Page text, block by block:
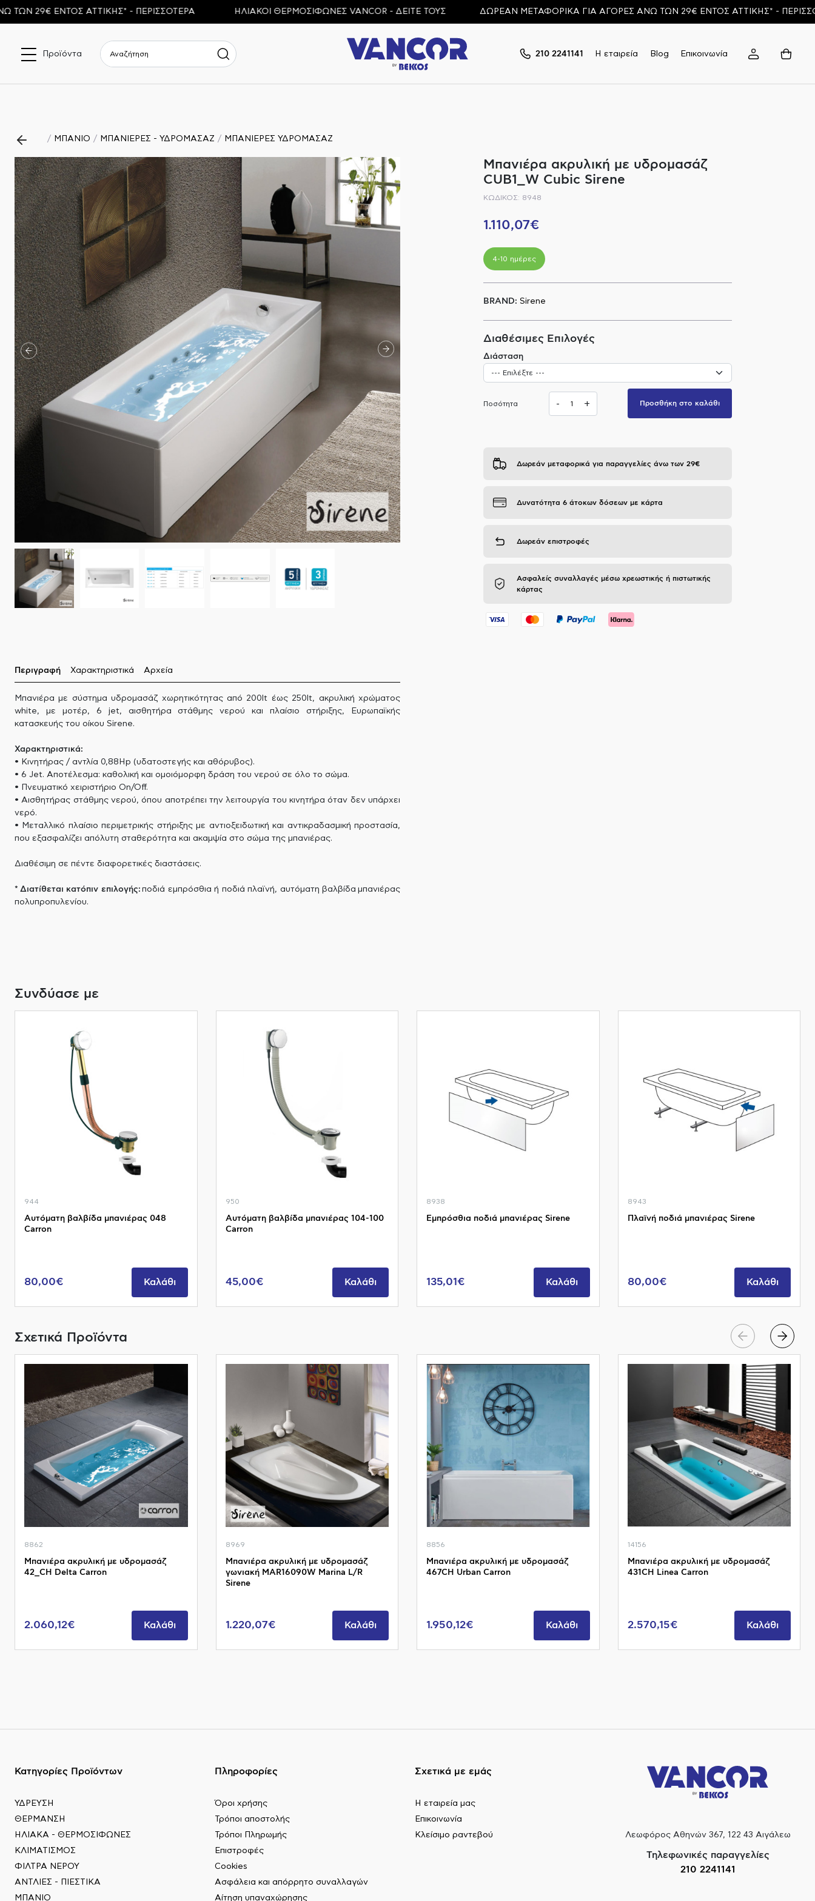
ΕΝΤΟΣ ΑΤΤΙΚΗΣ* - ΠΕΡΙΣΣΟΤΕΡΑ ΗΛΙΑΚΟΙ ΘΕΡΜΟΣΙΦΩΝΕΣ VANCOR - ΔΕΙΤΕ ΤΟΥΣ ΔΩΡΕΑΝ ΜΕΤΑΦΟΡΙΚΑ ΓΙΑ ΑΓΟΡΕΣ ΑΝΩ ΤΩΝ 29€ ΕΝΤΟΣ ΑΤΤΙΚΗΣ* - ΠΕΡΙΣΣΟΤΕΡΑ
Προϊόντα 210 2241141 Η εταιρεία Blog Επικοινωνία
ΜΠΑΝΙΟ ΜΠΑΝΙΕΡΕΣ - ΥΔΡΟΜΑΣΑΖ ΜΠΑΝΙΕΡΕΣ ΥΔΡΟΜΑΣΑΖ
Μπανιέρα ακρυλική με υδρομασάζ
CUB1_W Cubic Sirene
ΚΩΔΙΚΟΣ: 8948
1.110,07€
4-10 ημέρες
BRAND: Sirene
Διαθέσιμες Επιλογές
Διάσταση
Ποσότητα - + Προσθήκη στο καλάθι
Δωρεάν μεταφορικά για παραγγελίες άνω των 29€
Δυνατότητα 6 άτοκων δόσεων με κάρτα
Δωρεάν επιστροφές
Ασφαλείς συναλλαγές μέσω χρεωστικής ή πιστωτικής
κάρτας
Περιγραφή Χαρακτηριστικά Αρχεία
Μπανιέρα με σύστημα υδρομασάζ χωρητικότητας από 200lt έως 250lt, ακρυλική χρώματος
white, με μοτέρ, 6 jet, αισθητήρα στάθμης νερού και πλαίσιο στήριξης, Ευρωπαϊκής
κατασκευής του οίκου Sirene.
Χαρακτηριστικά:
• Κινητήρας / αντλία 0,88Ηp (υδατοστεγής και αθόρυβος).
• 6 Jet. Αποτέλεσμα: καθολική και ομοιόμορφη δράση του νερού σε όλο το σώμα.
• Πνευματικό χειριστήριο On/Off.
• Αισθητήρας στάθμης νερού, όπου αποτρέπει την λειτουργία του κινητήρα όταν δεν υπάρχει
νερό.
• Μεταλλικό πλαίσιο περιμετρικής στήριξης με αντιοξειδωτική και αντικραδασμική προστασία,
που εξασφαλίζει απόλυτη σταθερότητα και ακαμψία στο σώμα της μπανιέρας.
Διαθέσιμη σε πέντε διαφορετικές διαστάσεις.
* Διατίθεται κατόπιν επιλογής: ποδιά εμπρόσθια ή ποδιά πλαϊνή, αυτόματη βαλβίδα μπανιέρας
πολυπροπυλενίου.
Συνδύασε με
944
Αυτόματη βαλβίδα μπανιέρας 048
Carron
80,00€ Καλάθι
950
Αυτόματη βαλβίδα μπανιέρας 104-100
Carron
45,00€ Καλάθι
8938
Εμπρόσθια ποδιά μπανιέρας Sirene
135,01€ Καλάθι
8943
Πλαϊνή ποδιά μπανιέρας Sirene
80,00€ Καλάθι
Σχετικά Προϊόντα
8862
Μπανιέρα ακρυλική με υδρομασάζ
42_CH Delta Carron
2.060,12€ Καλάθι
8969
Μπανιέρα ακρυλική με υδρομασάζ
γωνιακή MAR16090W Marina L/R
Sirene
1.220,07€ Καλάθι
8856
Μπανιέρα ακρυλική με υδρομασάζ
467CH Urban Carron
1.950,12€ Καλάθι
14156
Μπανιέρα ακρυλική με υδρομασάζ
431CH Linea Carron
2.570,15€ Καλάθι
Κατηγορίες Προϊόντων
ΥΔΡΕΥΣΗ
ΘΕΡΜΑΝΣΗ
ΗΛΙΑΚΑ - ΘΕΡΜΟΣΙΦΩΝΕΣ
ΚΛΙΜΑΤΙΣΜΟΣ
ΦΙΛΤΡΑ ΝΕΡΟΥ
ΑΝΤΛΙΕΣ - ΠΙΕΣΤΙΚΑ
ΜΠΑΝΙΟ
Πληροφορίες
Όροι χρήσης
Τρόποι αποστολής
Τρόποι Πληρωμής
Επιστροφές
Cookies
Ασφάλεια και απόρρητο συναλλαγών
Αίτηση υπαναχώρησης
Σχετικά με εμάς
Η εταιρεία μας
Επικοινωνία
Κλείσιμο ραντεβού
Λεωφόρος Αθηνών 367, 122 43 Αιγάλεω
Τηλεφωνικές παραγγελίες
210 2241141